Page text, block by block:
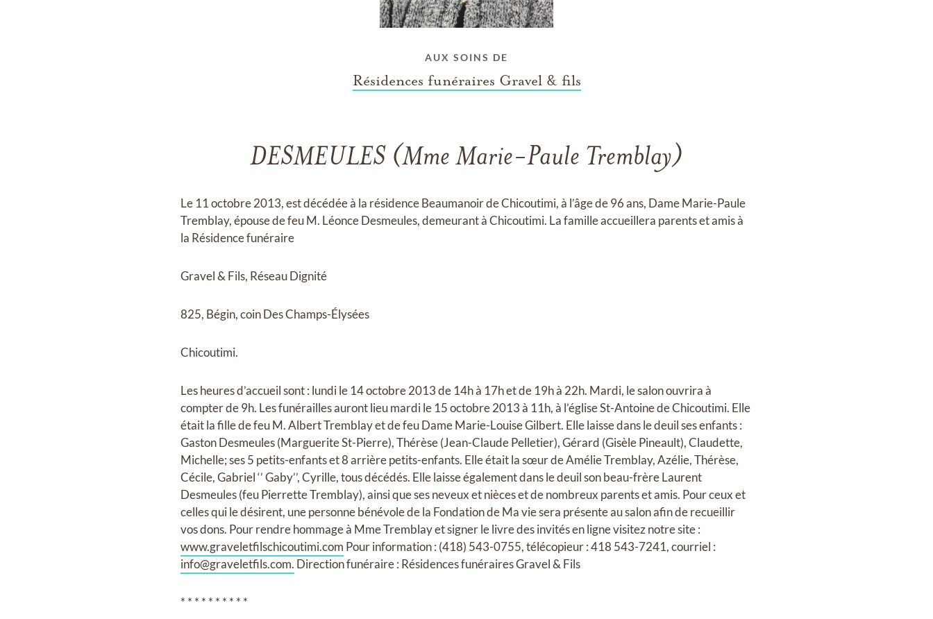
AUX SOINS DE
Résidences funéraires Gravel & fils
DESMEULES (Mme Marie-Paule Tremblay)
Le 11 octobre 2013, est décédée à la résidence Beaumanoir de Chicoutimi, à l’âge de 96 ans, Dame Marie-Paule
Tremblay, épouse de feu M. Léonce Desmeules, demeurant à Chicoutimi. La famille accueillera parents et amis à
la Résidence funéraire
Gravel & Fils, Réseau Dignité
825, Bégin, coin Des Champs-Élysées
Chicoutimi.
Les heures d’accueil sont : lundi le 14 octobre 2013 de 14h à 17h et de 19h à 22h. Mardi, le salon ouvrira à
compter de 9h. Les funérailles auront lieu mardi le 15 octobre 2013 à 11h, à l’église St-Antoine de Chicoutimi. Elle
était la fille de feu M. Albert Tremblay et de feu Dame Marie-Louise Gilbert. Elle laisse dans le deuil ses enfants :
Gaston Desmeules (Marguerite St-Pierre), Thérèse (Jean-Claude Pelletier), Gérard (Gisèle Pineault), Claudette,
Michelle; ses 5 petits-enfants et 8 arrière petits-enfants. Elle était la sœur de Amélie Tremblay, Azélie, Thérèse,
Cécile, Gabriel ‘’ Gaby’’, Cyrille, tous décédés. Elle laisse également dans le deuil son beau-frère Laurent
Desmeules (feu Pierrette Tremblay), ainsi que ses neveux et nièces et de nombreux parents et amis. Pour ceux et
celles qui le désirent, une personne bénévole de la Fondation de Ma vie sera présente au salon afin de recueillir
vos dons. Pour rendre hommage à Mme Tremblay et signer le livre des invités en ligne visitez notre site :
www.graveletfilschicoutimi.com Pour information : (418) 543-0755, télécopieur : 418 543-7241, courriel :
info@graveletfils.com. Direction funéraire : Résidences funéraires Gravel & Fils
* * * * * * * * * *